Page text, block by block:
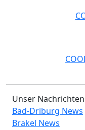
Unser
Bad-Driburg News
Brakel News